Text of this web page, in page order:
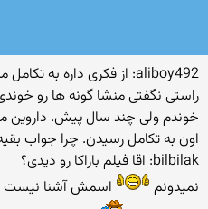
aliboy492: از فكری داره به تكامل میرسه
راستی نگفتی منشا گونه ها رو
خوندم ولی چند سال پیش. داروین
اون به تکامل رسیدن. چرا جواب
bilbilak: اقا فیلم باراکا رو دیدی؟
نمیدونم
اسمش آشنا نیست